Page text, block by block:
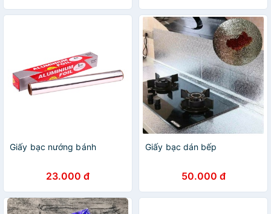
Giấy bạc nướng bánh
23.000 đ
Giấy bạc dán bếp
50.000 đ